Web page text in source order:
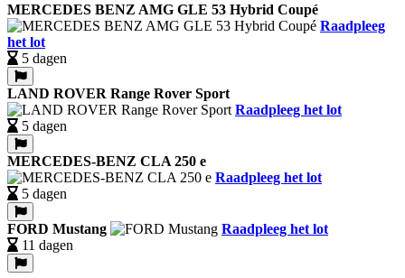
MERCEDES BENZ AMG GLE 53 Hybrid Coupé
Raadpleeg
het lot
5 dagen
LAND ROVER Range Rover Sport
Raadpleeg het lot
5 dagen
MERCEDES-BENZ CLA 250 e
Raadpleeg het lot
5 dagen
FORD Mustang
Raadpleeg het lot
11 dagen